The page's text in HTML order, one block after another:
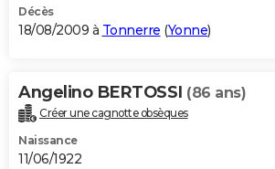
Décès
18/08/2009 à Tonnerre (Yonne)
Angelino BERTOSSI (86 ans)
Créer une cagnotte obsèques
Naissance
11/06/1922